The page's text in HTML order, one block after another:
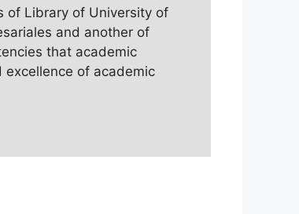
of Library of University of
and another of
that academic
of academic